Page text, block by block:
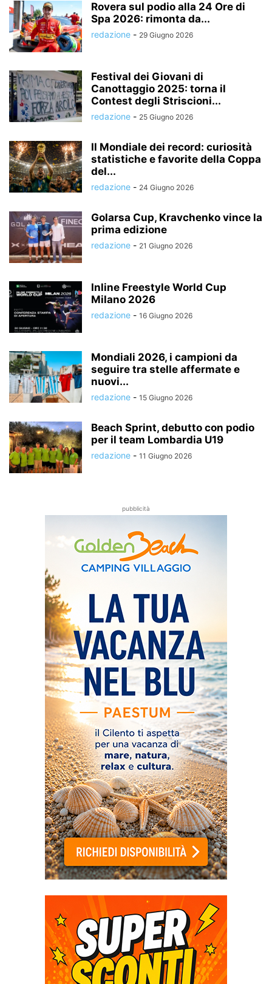
Rovera sul podio alla 24 Ore di
Spa 2026: rimonta da...
redazione - 29 Giugno 2026
Festival dei Giovani di
Canottaggio 2025: torna il
Contest degli Striscioni...
redazione - 25 Giugno 2026
Il Mondiale dei record: curiosità
statistiche e favorite della Coppa
del...
redazione - 24 Giugno 2026
Golarsa Cup, Kravchenko vince la
prima edizione
redazione - 21 Giugno 2026
Inline Freestyle World Cup
Milano 2026
redazione - 16 Giugno 2026
Mondiali 2026, i campioni da
seguire tra stelle affermate e
nuovi...
redazione - 15 Giugno 2026
Beach Sprint, debutto con podio
per il team Lombardia U19
redazione - 11 Giugno 2026
pubblicità